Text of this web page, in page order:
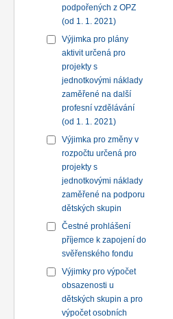
podpořených z OPZ
(od 1. 1. 2021)
Výjimka pro plány
aktivit určená pro
projekty s
jednotkovými náklady
zaměřené na další
profesní vzdělávání
(od 1. 1. 2021)
Výjimka pro změny v
rozpočtu určená pro
projekty s
jednotkovými náklady
zaměřené na podporu
dětských skupin
Čestné prohlášení
příjemce k zapojení do
svěřenského fondu
Výjimky pro výpočet
obsazenosti u
dětských skupin a pro
výpočet osobních